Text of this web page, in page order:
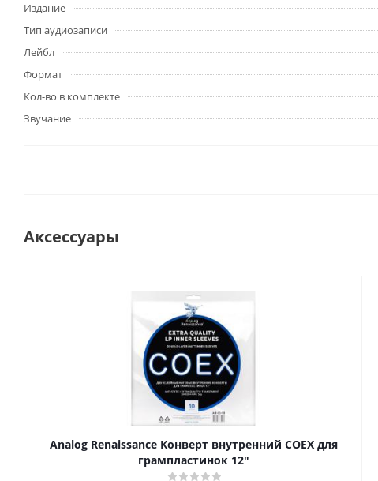
Издание
Тип аудиозаписи
Лейбл
Формат
Кол-во в комплекте
Звучание
Аксессуары
Analog Renaissance Конверт внутренний COEX для
грампластинок 12"